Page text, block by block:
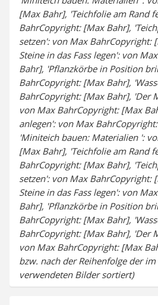
[Max Bahr], 'Teichfolie am Rand
BahrCopyright: [Max Bahr],
setzen': von Max BahrCopyright:
Steine in das Fass legen': von
Bahr], 'Pflanzkörbe in Position
BahrCopyright: [Max Bahr],
BahrCopyright: [Max Bahr], 'Der
von Max BahrCopyright: [Max
anlegen': von Max
'Miniteich bauen: Materialien ':
[Max Bahr], 'Teichfolie am Rand
BahrCopyright: [Max Bahr],
setzen': von Max BahrCopyright:
Steine in das Fass legen': von
Bahr], 'Pflanzkörbe in Position
BahrCopyright: [Max Bahr],
BahrCopyright: [Max Bahr], 'Der
von Max BahrCopyright: [Max
bzw. nach der Reihenfolge der
verwendeten Bilder sortiert)